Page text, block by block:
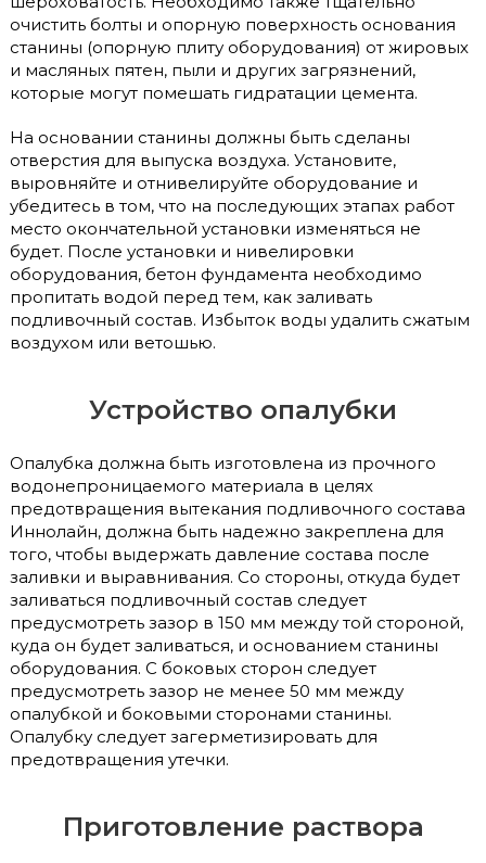
очистить болты и опорную поверхность основания
станины (опорную плиту оборудования) от жировых
и масляных пятен, пыли и других загрязнений,
которые могут помешать гидратации цемента.
На основании станины должны быть сделаны
отверстия для выпуска воздуха. Установите,
выровняйте и отнивелируйте оборудование и
убедитесь в том, что на последующих этапах работ
место окончательной установки изменяться не
будет. После установки и нивелировки
оборудования, бетон фундамента необходимо
пропитать водой перед тем, как заливать
подливочный состав. Избыток воды удалить сжатым
воздухом или ветошью.
Устройство опалубки
Опалубка должна быть изготовлена из прочного
водонепроницаемого материала в целях
предотвращения вытекания подливочного состава
Иннолайн, должна быть надежно закреплена для
того, чтобы выдержать давление состава после
заливки и выравнивания. Со стороны, откуда будет
заливаться подливочный состав следует
предусмотреть зазор в 150 мм между той стороной,
куда он будет заливаться, и основанием станины
оборудования. С боковых сторон следует
предусмотреть зазор не менее 50 мм между
опалубкой и боковыми сторонами станины.
Опалубку следует загерметизировать для
предотвращения утечки.
Приготовление раствора